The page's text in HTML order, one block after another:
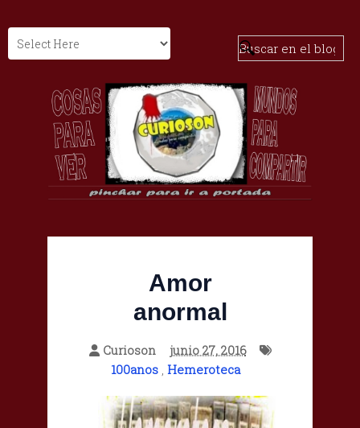
Amor
anormal
Curioson
junio 27, 2016
100anos, Hemeroteca